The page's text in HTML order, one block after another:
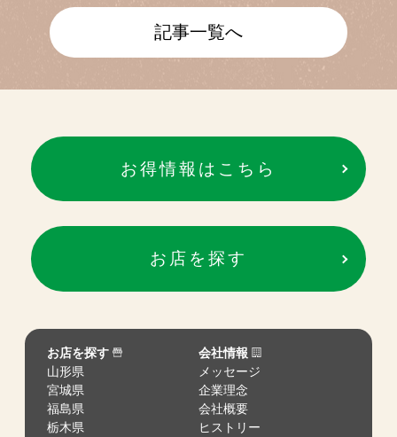
記事一覧へ
お得情報はこちら
お店を探す
お店を探す
山形県
宮城県
福島県
栃木県
会社情報
メッセージ
企業理念
会社概要
ヒストリー